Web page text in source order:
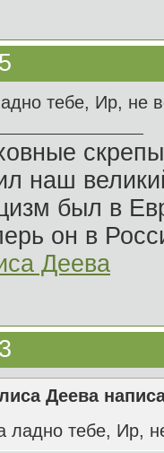
тебе, Ир, не
наш
был в
он в
Деева
Деева
ладно тебе, Ир,